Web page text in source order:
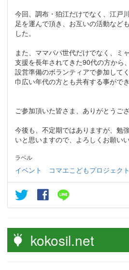
今回、調布・狛江だけでなく、江戸
足を運んで頂き、お互いの活動など
した。
また、ママパパ世代だけでなく、ミ
支援を長年されてきた90代の方から
設営準備のボランティアで参加して
巾広い年代の方とも共有する事ができ
ご参加頂いた皆さま、ありがとうござ
今後も、不定期ではありますが、勉
いと思いますので、よろしくお願いい
ラベル
イベント コマエこどもプロジェクト
kokosil.net